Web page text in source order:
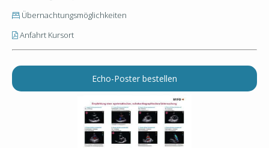
Übernachtungsmöglichkeiten
Anfahrt Kursort
Echo-Poster bestellen